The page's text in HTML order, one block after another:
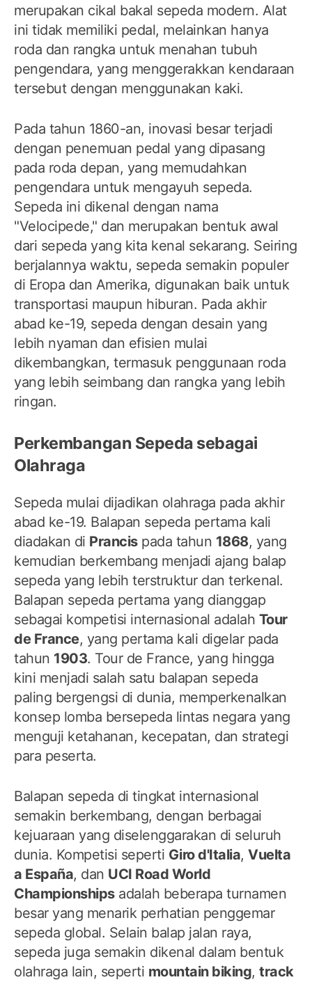
merupakan cikal bakal sepeda modern. Alat
ini tidak memiliki pedal, melainkan hanya
roda dan rangka untuk menahan tubuh
pengendara, yang menggerakkan kendaraan
tersebut dengan menggunakan kaki.
Pada tahun 1860-an, inovasi besar terjadi
dengan penemuan pedal yang dipasang
pada roda depan, yang memudahkan
pengendara untuk mengayuh sepeda.
Sepeda ini dikenal dengan nama
"Velocipede," dan merupakan bentuk awal
dari sepeda yang kita kenal sekarang. Seiring
berjalannya waktu, sepeda semakin populer
di Eropa dan Amerika, digunakan baik untuk
transportasi maupun hiburan. Pada akhir
abad ke-19, sepeda dengan desain yang
lebih nyaman dan efisien mulai
dikembangkan, termasuk penggunaan roda
yang lebih seimbang dan rangka yang lebih
ringan.
Perkembangan Sepeda sebagai
Olahraga
Sepeda mulai dijadikan olahraga pada akhir
abad ke-19. Balapan sepeda pertama kali
diadakan di Prancispada tahun 1868, yang
kemudian berkembang menjadi ajang balap
sepeda yang lebih terstruktur dan terkenal.
Balapan sepeda pertama yang dianggap
sebagai kompetisi internasional adalah Tour
de France, yang pertama kali digelar pada
tahun 1903. Tour de France, yang hingga
kini menjadi salah satu balapan sepeda
paling bergengsi di dunia, memperkenalkan
konsep lomba bersepeda lintas negara yang
menguji ketahanan, kecepatan, dan strategi
para peserta.
Balapan sepeda di tingkat internasional
semakin berkembang, dengan berbagai
kejuaraan yang diselenggarakan di seluruh
dunia. Kompetisi seperti Giro d'Italia, Vuelta
a España, dan UCI Road World
Championshipsadalah beberapa turnamen
besar yang menarik perhatian penggemar
sepeda global. Selain balap jalan raya,
sepeda juga semakin dikenal dalam bentuk
olahraga lain, seperti mountain biking, track